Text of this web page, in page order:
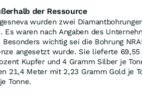
der Ressource
wurden zwei
Es waren nach Angaben des
wichtig sei die Bohrung
angesetzt wurde. Sie lieferte
Kupfer und 4 Gramm Silber je
21,4 Meter mit 2,23 Gramm Gold je
Tonne.